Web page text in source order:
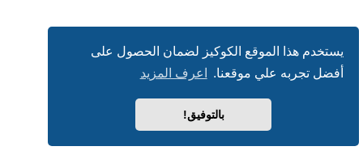
يستخدم هذا الموقع الكوكيز لضمان الحصول على
أفضل تجربه علي موقعنا.
اعرف المزيد
بالتوفيق!